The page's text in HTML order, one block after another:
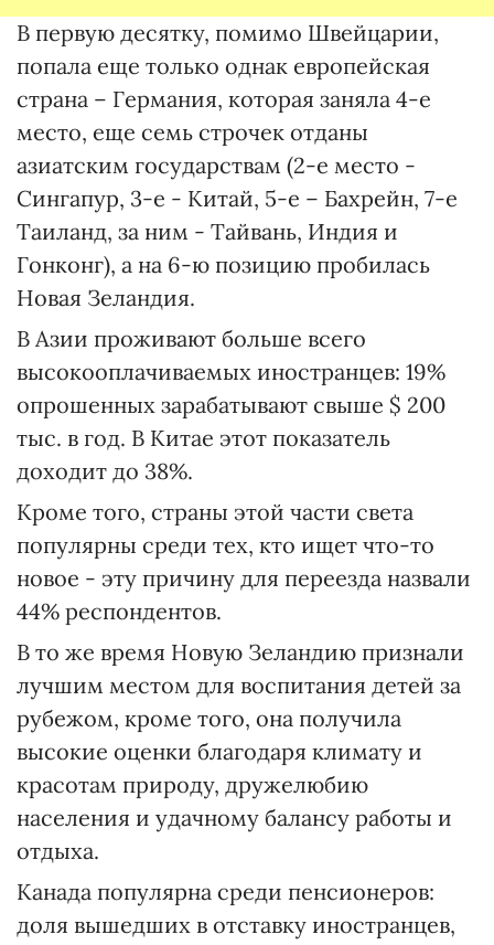
В первую десятку, помимо Швейцарии,
попала еще только однак европейская
страна – Германия, которая заняла 4-е
место, еще семь строчек отданы
азиатским государствам (2-е место -
Сингапур, 3-е - Китай, 5-е – Бахрейн, 7-е
Таиланд, за ним - Тайвань, Индия и
Гонконг), а на 6-ю позицию пробилась
Новая Зеландия.
В Азии проживают больше всего
высокооплачиваемых иностранцев: 19%
опрошенных зарабатывают свыше $ 200
тыс. в год. В Китае этот показатель
доходит до 38%.
Кроме того, страны этой части света
популярны среди тех, кто ищет что-то
новое - эту причину для переезда назвали
44% респондентов.
В то же время Новую Зеландию признали
лучшим местом для воспитания детей за
рубежом, кроме того, она получила
высокие оценки благодаря климату и
красотам природу, дружелюбию
населения и удачному балансу работы и
отдыха.
Канада популярна среди пенсионеров:
доля вышедших в отставку иностранцев,